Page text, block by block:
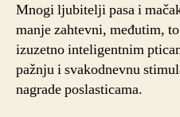
Mnogi ljubitelji pasa i
manje zahtevni, međutim,
izuzetno inteligentnim
pažnju i svakodnevnu
nagrade poslasticama.